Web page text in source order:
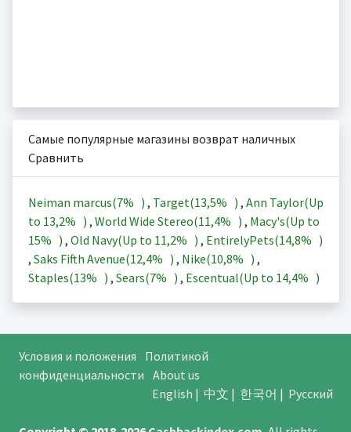
Самые популярные магазины возврат наличных
Сравнить
Neiman marcus(7% ) , Target(13,5% ) , Ann Taylor(Up
to 13,2% ) , World Wide Stereo(11,4% ) , Macy's(Up to
15% ) , Old Navy(Up to 11,2% ) , EntirelyPets(14,8% )
, Saks Fifth Avenue(12,4% ) , Nike(10,8% ) ,
Staples(13% ) , Sears(7% ) , Escentual(Up to 14,4% )
Условия и положения
Политикой
конфиденциальности About us
English | 中文 | 한국어 | Русский